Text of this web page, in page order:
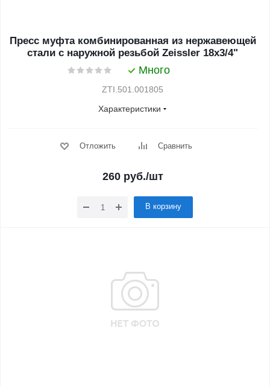
Пресс муфта комбинированная из нержавеющей
стали с наружной резьбой Zeissler 18х3/4"
Много
ZTI.501.001805
Характеристики
Отложить Сравнить
260 руб./шт
В корзину